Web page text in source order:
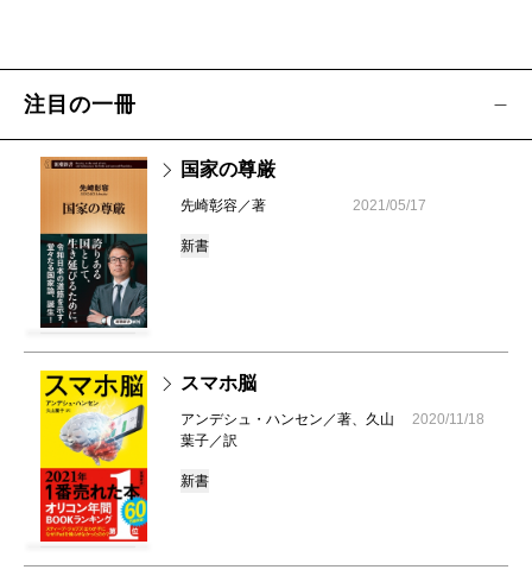
注目の一冊
国家の尊厳
先崎彰容／著 2021/05/17
新書
スマホ脳
アンデシュ・ハンセン／著、久山
葉子／訳
2020/11/18
新書